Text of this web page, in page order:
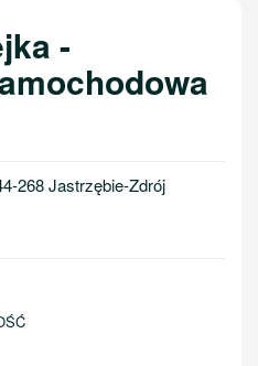
-
268 Jastrzębie-Zdrój